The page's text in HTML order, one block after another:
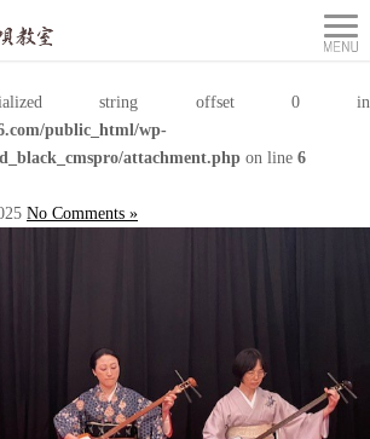
string offset 0 in
public_html/wp-
attachment.php on line 6
No Comments »